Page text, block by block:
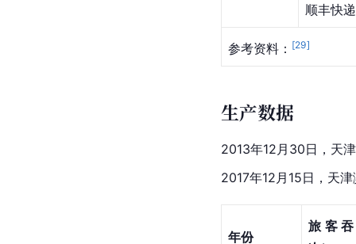
顺丰快递
参考资料： [29]
生产数据
2013年12月30日，天
2017年12月15日，天
年份
旅客